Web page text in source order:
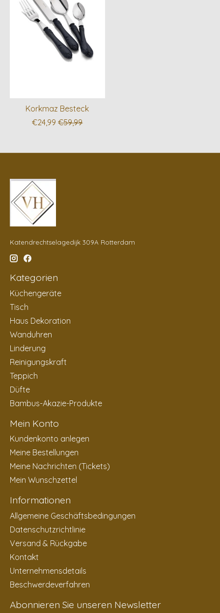
Korkmaz Besteck
€24,99 €59,99
Katendrechtselagedijk 309A Rotterdam
Kategorien
Küchengeräte
Tisch
Haus Dekoration
Wanduhren
Linderung
Reinigungskraft
Teppich
Düfte
Bambus-Akazie-Produkte
Mein Konto
Kundenkonto anlegen
Meine Bestellungen
Meine Nachrichten (Tickets)
Mein Wunschzettel
Informationen
Allgemeine Geschäftsbedingungen
Datenschutzrichtlinie
Versand & Rückgabe
Kontakt
Unternehmensdetails
Beschwerdeverfahren
Abonnieren Sie unseren Newsletter